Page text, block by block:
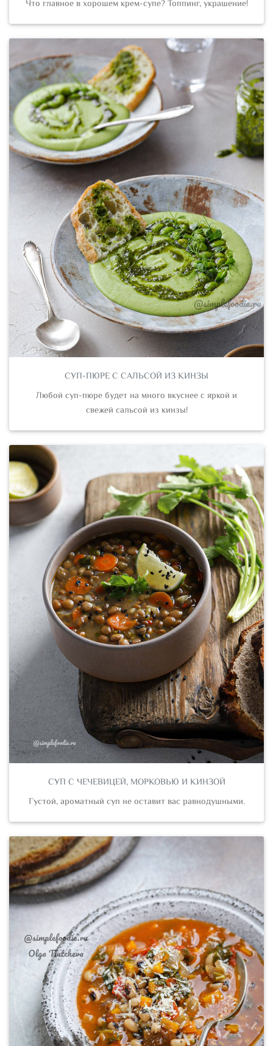
Что главное в хорошем крем-супе? Топпинг, украшение!
СУП-ПЮРЕ С САЛЬСОЙ ИЗ КИНЗЫ
Любой суп-пюре будет на много вкуснее с яркой и
свежей сальсой из кинзы!
СУП С ЧЕЧЕВИЦЕЙ, МОРКОВЬЮ И КИНЗОЙ
Густой, ароматный суп не оставит вас равнодушными.